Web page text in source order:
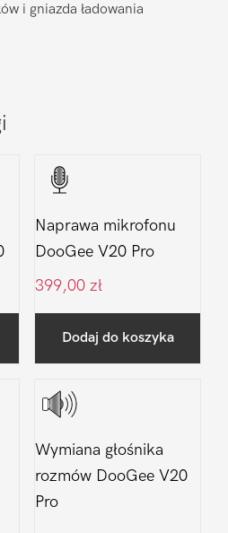
i gniazda ładowania
Naprawa mikrofonu
DooGee V20 Pro
399,00 zł
Dodaj do koszyka
Wymiana głośnika
rozmów DooGee V20
Pro